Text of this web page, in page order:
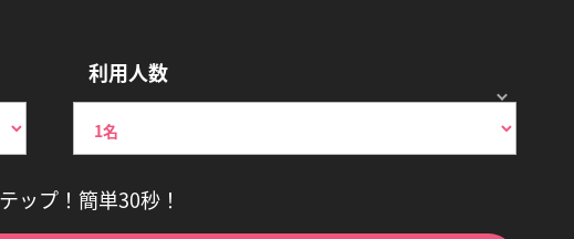
利用人数
ップ！簡単30秒！